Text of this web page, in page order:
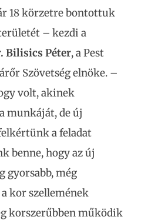
18 körzetre bontottuk
– kezdi a
Bilisics Péter, a Pest
Szövetség elnöke. –
volt, akinek
munkáját, de új
a feladat
benne, hogy az új
gyorsabb, még
kor szellemének
korszerűbben működik